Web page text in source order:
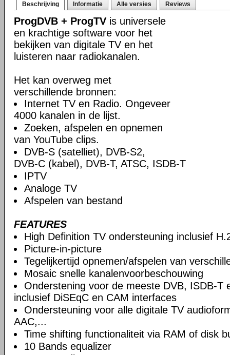
Beschrijving Informatie Alle versies Reviews
ProgDVB + ProgTV is universele
en krachtige software voor het
bekijken van digitale TV en het
luisteren naar radiokanalen.
Het kan overweg met
verschillende bronnen:
Internet TV en Radio. Ongeveer
4000 kanalen in de lijst.
Zoeken, afspelen en opnemen
van YouTube clips.
DVB-S (satelliet), DVB-S2,
DVB-C (kabel), DVB-T, ATSC, ISDB-T
IPTV
Analoge TV
Afspelen van bestand
FEATURES
High Definition TV ondersteuning inclusief
Picture-in-picture
Tegelijkertijd opnemen/afspelen van
Mosaic snelle kanalenvoorbeschouwing
Onderstening voor de meeste DVB, ISDB-T
inclusief DiSEqC en CAM interfaces
Ondersteuning voor alle digitale TV
AAC,...
Time shifting functionaliteit via RAM of disk
10 Bands equalizer